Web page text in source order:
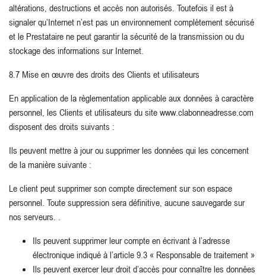
altérations, destructions et accès non autorisés. Toutefois il est à
signaler qu’Internet n’est pas un environnement complètement sécurisé
et le Prestataire ne peut garantir la sécurité de la transmission ou du
stockage des informations sur Internet.
8.7 Mise en œuvre des droits des Clients et utilisateurs
En application de la règlementation applicable aux données à caractère
personnel, les Clients et utilisateurs du site www.clabonneadresse.com
disposent des droits suivants :
Ils peuvent mettre à jour ou supprimer les données qui les concernent
de la manière suivante :
Le client peut supprimer son compte directement sur son espace
personnel. Toute suppression sera définitive, aucune sauvegarde sur
nos serveurs. .
Ils peuvent supprimer leur compte en écrivant à l’adresse
électronique indiqué à l’article 9.3 « Responsable de traitement »
Ils peuvent exercer leur droit d’accès pour connaître les données